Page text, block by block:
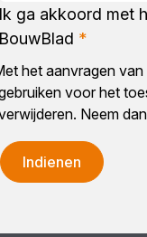
Ik ga akkoord met
BouwBlad *
het aanvragen
voor het
Neem
Indienen